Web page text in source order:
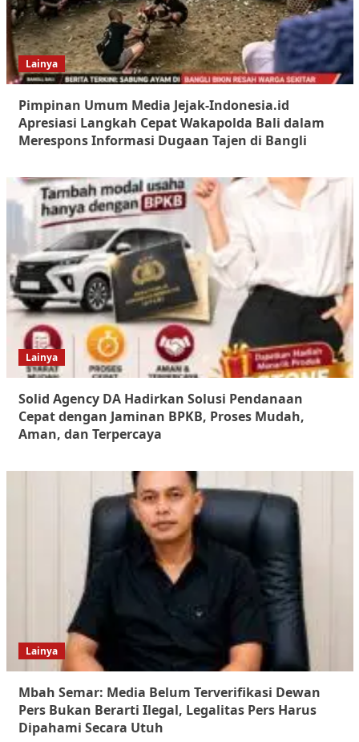
Lainya
Pimpinan Umum Media Jejak-Indonesia.id
Apresiasi Langkah Cepat Wakapolda Bali dalam
Merespons Informasi Dugaan Tajen di Bangli
Lainya
Solid Agency DA Hadirkan Solusi Pendanaan
Cepat dengan Jaminan BPKB, Proses Mudah,
Aman, dan Terpercaya
Lainya
Mbah Semar: Media Belum Terverifikasi Dewan
Pers Bukan Berarti Ilegal, Legalitas Pers Harus
Dipahami Secara Utuh